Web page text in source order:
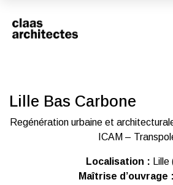
Lille Bas Carbone
Regénération urbaine et
ICAM –
Localisation : Lille
Maîtrise d’ouvrage :